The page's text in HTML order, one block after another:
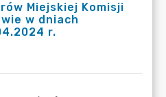
Miejskiej Komisji
w dniach
r.